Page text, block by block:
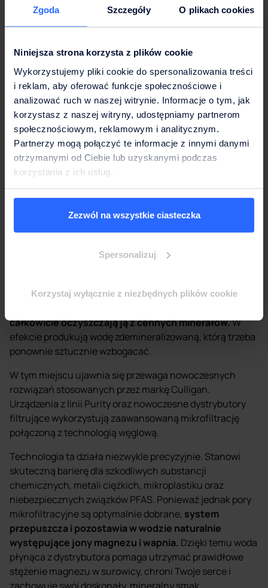
Zgoda Szczegóły O plikach cookies
Niniejsza strona korzysta z plików cookie
Wykorzystujemy pliki cookie do spersonalizowania treści
i reklam, aby oferować funkcje społecznościowe i
analizować ruch w naszej witrynie. Informacje o tym, jak
korzystasz z naszej witryny, udostępniamy partnerom
społecznościowym, reklamowym i analitycznym.
Partnerzy mogą połączyć te informacje z innymi danymi
otrzymanymi od Ciebie lub uzyskanymi podczas
korzystania z ich usług.
Zezwól na wszystkie ciasteczka
Spersonalizuj
Korzystaj wyłącznie z niezbędnych plików cookie
Gdy myślimy o tym, jak skutecznie walczyć z niedoborem
magnezu, do głowy najczęściej przychodzą nam
pestki dyni, migdały czy kasza gryczana.
ilości magnezu w diecie poprzez te produkty to doskonały
krok, jednak rzadko kto pamięta, że jednym z najlepszych
źródeł tego pierwiastka jest po prostu zwykła woda.
Mikrofiltracja – technologia
Culligan, która pozwala
zachować optymalne
stężenie magnezu
Aby woda z kranu nadawała się do bezpośredniego
spożycia w biurze lub domu, musi być idealnie czysta i
restrykcyjnie. Usuwają z wody absolutnie wszystko –
całkowicie oczyszczają ją z cennych minerałów.W
efekcie produkują wodę zdemineralizowaną, którą trzeba
ponownie sztucznie wzbogacać.
W tym miejscu ujawnia się przewaga nowoczesnych
rozwiązań stosowanych przez markę Culligan.
Urządzenia z linii Purity oraz nowoczesne dystrybutory
filtrujące wykorzystują zaawansowaną mikrofiltrację
połączoną z technologią węglową.
Technologia ta działa niezwykle precyzyjnie. Stanowi
skuteczną barierę dla szkodliwych substancji
chemicznych, metali ciężkich, mikroplastiku oraz
niebezpiecznych związków PFAS. Ponieważ jednak pory
mikrofiltracyjne są optymalnie dobrane, system
przepuszcza i pozostawia w wodzie naturalnie
występujące jony magnezu i wapnia. Dzięki temu woda
płynąca z dystrybutora pomaga utrzymać prawidłowe
stężenie magnezu w surowicy, chroni Twoje serce i